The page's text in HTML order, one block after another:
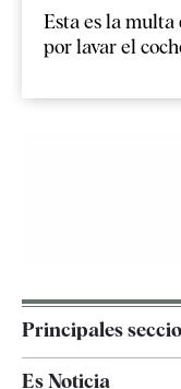
Esta es la
por lavar el
Principales
España
Es Noticia